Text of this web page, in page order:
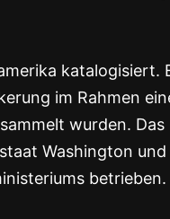
katalogisiert.
im Rahmen
wurden. Das
Washington und
betrieben.